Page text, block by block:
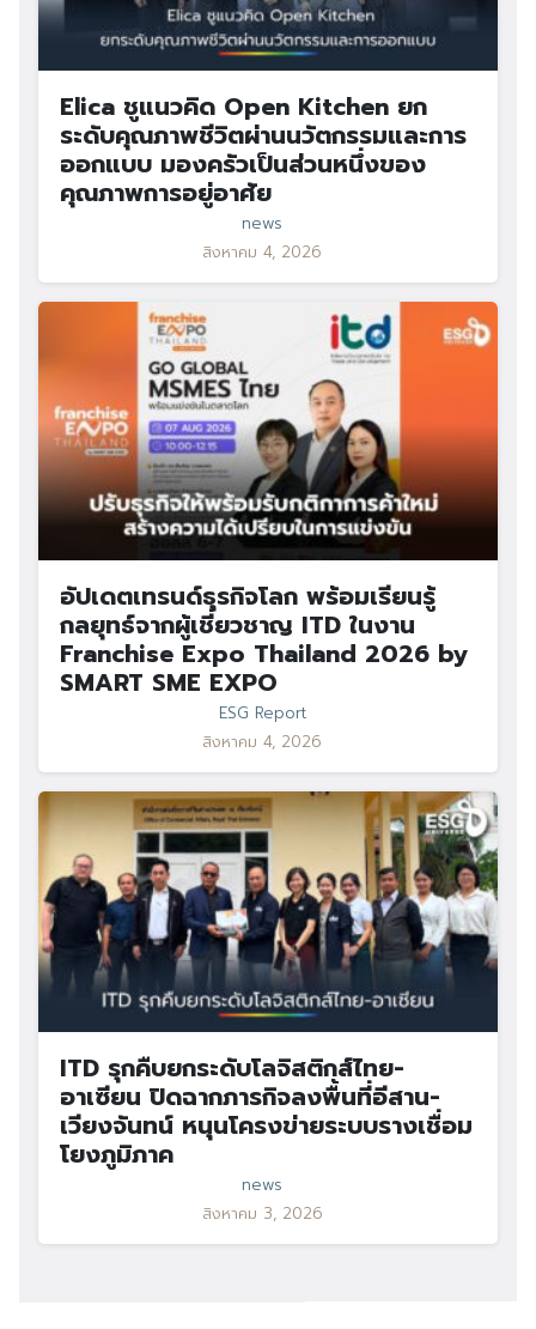
Elica ชูแนวคิด Open Kitchen ยก
ระดับคุณภาพชีวิตผ่านนวัตกรรมและการ
ออกแบบ มองครัวเป็นส่วนหนึ่งของ
คุณภาพการอยู่อาศัย
news
สิงหาคม 4, 2026
อัปเดตเทรนด์ธุรกิจโลก พร้อมเรียนรู้
กลยุทธ์จากผู้เชี่ยวชาญ ITD ในงาน
Franchise Expo Thailand 2026 by
SMART SME EXPO
ESG Report
สิงหาคม 4, 2026
ITD รุกคืบยกระดับโลจิสติกส์ไทย-
อาเซียน ปิดฉากภารกิจลงพื้นที่อีสาน-
เวียงจันทน์ หนุนโครงข่ายระบบรางเชื่อม
โยงภูมิภาค
news
สิงหาคม 3, 2026